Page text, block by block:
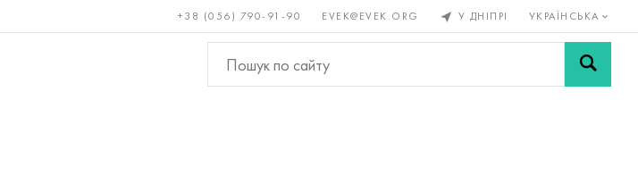
+38 (056) 790-91-90 EVEK@EVEK.ORG У ДНІПРІ УКРАЇНСЬКА
Бронза, мідь, Кольорові
метали
Легована Сітки і